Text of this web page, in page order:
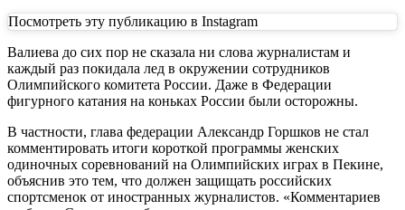
Посмотреть эту публикацию в Instagram
Валиева до сих пор не сказала ни слова журналистам и
каждый раз покидала лед в окружении сотрудников
Олимпийского комитета России. Даже в Федерации
фигурного катания на коньках России были осторожны.
В частности, глава федерации Александр Горшков не стал
комментировать итоги короткой программы женских
одиночных соревнований на Олимпийских играх в Пекине,
объяснив это тем, что должен защищать российских
спортсменок от иностранных журналистов. «Комментариев